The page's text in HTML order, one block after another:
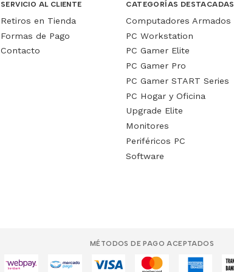
SERVICIO AL CLIENTE
Retiros en Tienda
Formas de Pago
Contacto
CATEGORÍAS DESTACADAS
Computadores Armados
PC Workstation
PC Gamer Elite
PC Gamer Pro
PC Gamer START Series
PC Hogar y Oficina
Upgrade Elite
Monitores
Periféricos PC
Software
MÉTODOS DE PAGO ACEPTADOS